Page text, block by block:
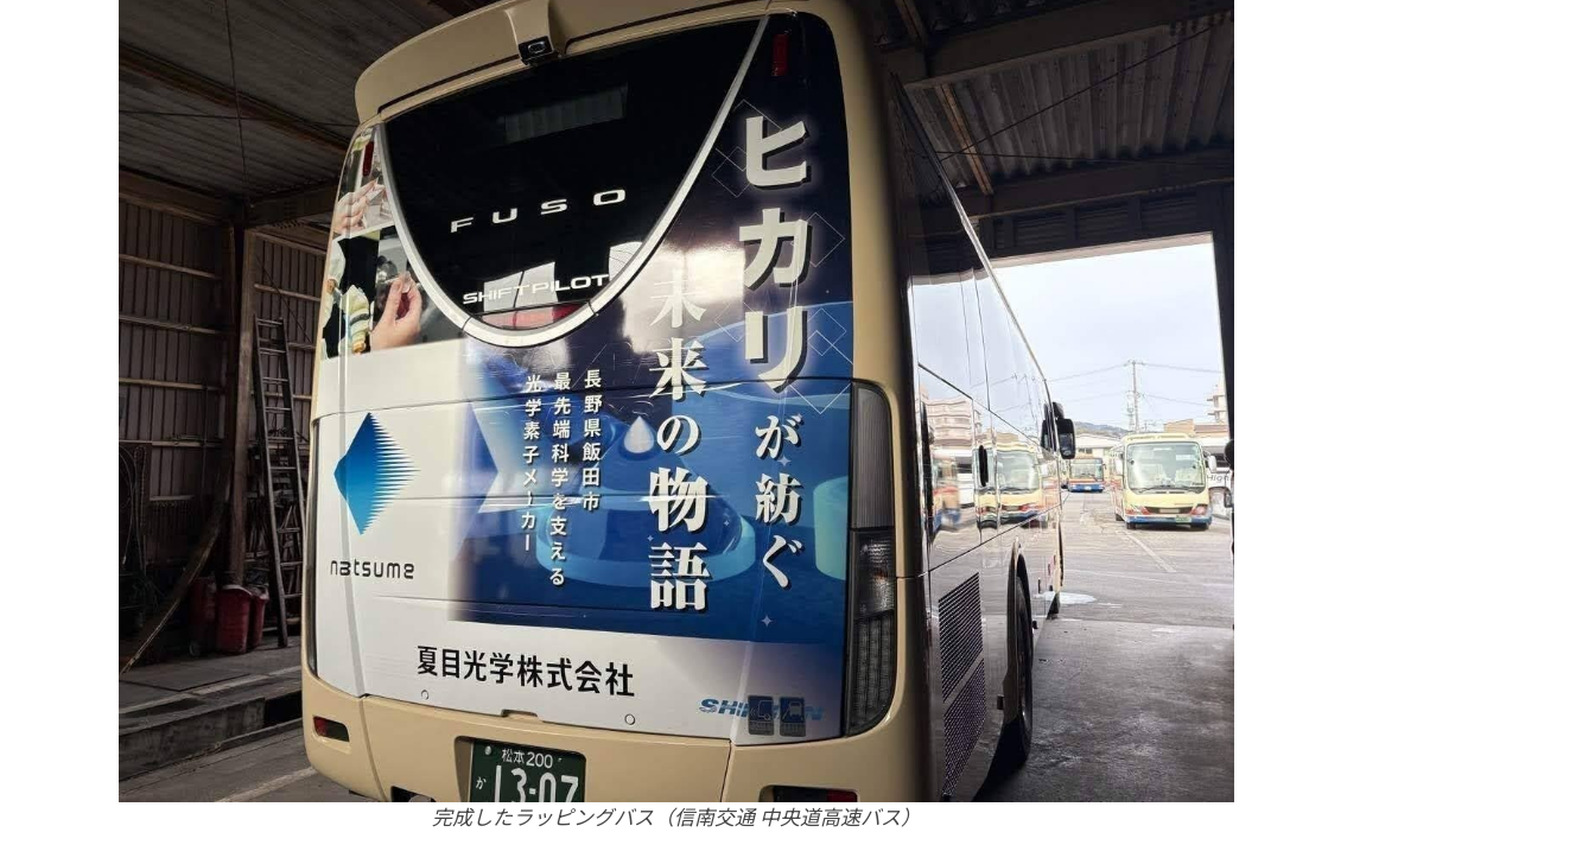
完成したラッピングバス（信南交通 中央道高速バス）